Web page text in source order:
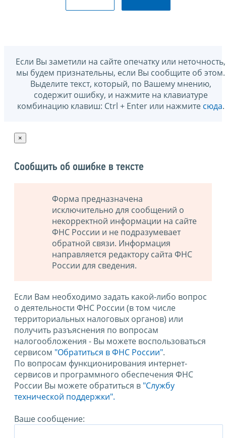
Если Вы заметили на сайте опечатку или неточность,
мы будем признательны, если Вы сообщите об этом.
Выделите текст, который, по Вашему мнению,
содержит ошибку, и нажмите на клавиатуре
комбинацию клавиш: Ctrl + Enter или нажмите сюда.
×
Сообщить об ошибке в тексте
Форма предназначена
исключительно для сообщений о
некорректной информации на сайте
ФНС России и не подразумевает
обратной связи. Информация
направляется редактору сайта ФНС
России для сведения.
Если Вам необходимо задать какой-либо вопрос
о деятельности ФНС России (в том числе
территориальных налоговых органов) или
получить разъяснения по вопросам
налогообложения - Вы можете воспользоваться
сервисом "Обратиться в ФНС России".
По вопросам функционирования интернет-
сервисов и программного обеспечения ФНС
России Вы можете обратиться в "Службу
технической поддержки".
Ваше сообщение: